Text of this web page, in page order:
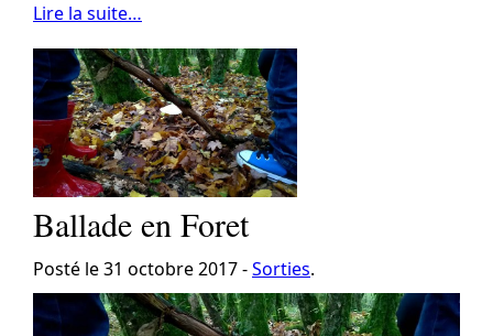
Lire la suite…
Ballade en Foret
Posté le 31 octobre 2017 -Sorties.